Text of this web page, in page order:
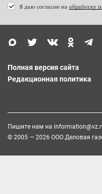
Я даю согласие на обработку
Полная версия сайта
Редакционная политика
Пишите нам на
© 2005 — 2026 ООО Деловая